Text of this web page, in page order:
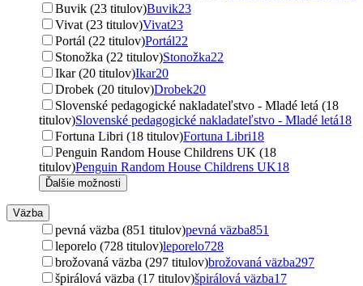
Buvik (23 titulov)Buvik23
Vivat (23 titulov)Vivat23
Portál (22 titulov)Portál22
Stonožka (22 titulov)Stonožka22
Ikar (20 titulov)Ikar20
Drobek (20 titulov)Drobek20
Slovenské pedagogické nakladateľstvo - Mladé letá (18
titulov)Slovenské pedagogické nakladateľstvo - Mladé letá18
Fortuna Libri (18 titulov)Fortuna Libri18
Penguin Random House Childrens UK (18
titulov)Penguin Random House Childrens UK18
Ďalšie možnosti
Väzba
pevná väzba (851 titulov)pevná väzba851
leporelo (728 titulov)leporelo728
brožovaná väzba (297 titulov)brožovaná väzba297
špirálová väzba (17 titulov)špirálová väzba17